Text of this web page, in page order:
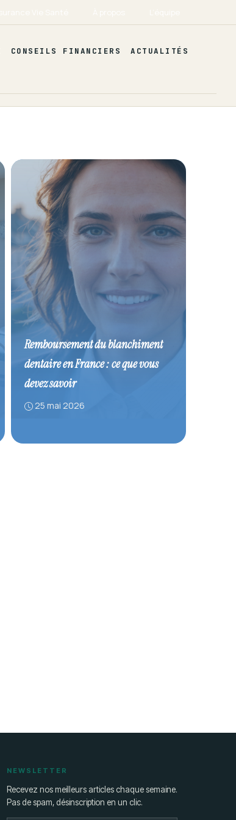
CONSEILS FINANCIERS ACTUALITÉS
Remboursement du blanchiment
dentaire en France : ce que vous
devez savoir
25 mai 2026
NEWSLETTER
Recevez nos meilleurs articles chaque semaine.
Pas de spam, désinscription en un clic.